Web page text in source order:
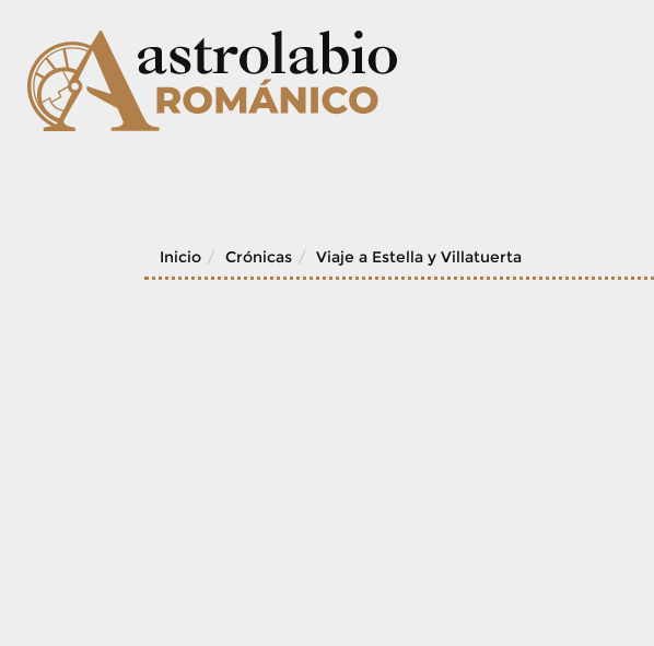
content
Inicio Crónicas Viaje a Estella y Villatuerta